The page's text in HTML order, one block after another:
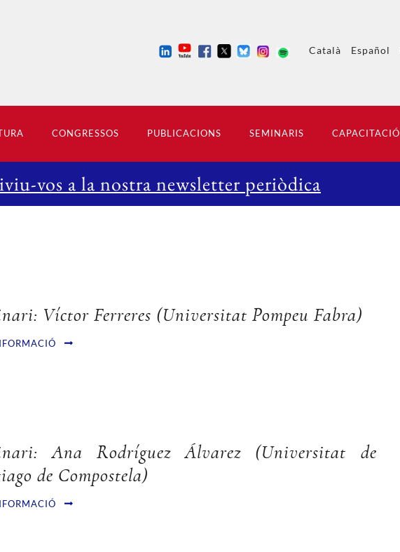
Català Español
CONGRESSOS PUBLICACIONS SEMINARIS CAPACITACIÓ
vos a la nostra newsletter periòdica
Víctor Ferreres (Universitat Pompeu Fabra)
Ana Rodríguez Álvarez (Universitat de
de Compostela)